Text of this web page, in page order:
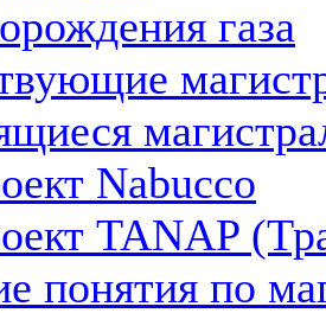
газа
Nabucco
TANAP
понятия по